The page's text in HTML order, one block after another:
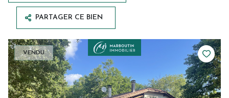
PARTAGER CE BIEN
VENDU